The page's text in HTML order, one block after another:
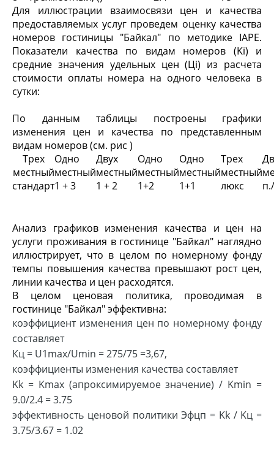
Для иллюстрации взаимосвязи цен и качества
предоставляемых услуг проведем оценку качества
номеров гостиницы "Байкал" по методике IAPE.
Показатели качества по видам номеров (Ki) и
средние значения удельных цен (Цi) из расчета
стоимости оплаты номера на одного человека в
сутки:
По данным таблицы построены графики
изменения цен и качества по представленным
видам номеров (см. рис )
Трех
местный
стандарт
Одно
местный
1 + 3
Двух
местный
1 + 2
Одно
местный
1+2
Одно
местный
1+1
Трех
местный
люкс
Анализ графиков изменения качества и цен на
услуги проживания в гостинице "Байкал" наглядно
иллюстрирует, что в целом по номерному фонду
темпы повышения качества превышают рост цен,
линии качества и цен расходятся.
В целом ценовая политика, проводимая в
гостинице "Байкал" эффективна:
коэффициент изменения цен по номерному фонду
составляет
Кц = U1max/Umin = 275/75 =3,67,
коэффициенты изменения качества составляет
Kk = Kmax (апроксимируемое значение) / Kmin =
9.0/2.4 = 3.75
эффективность ценовой политики Эфцп = Kk / Kц =
3.75/3.67 = 1.02